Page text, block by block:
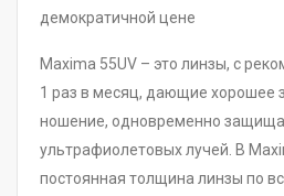
демократичной цене
Maxima 55UV – это линзы, с
1 раз в месяц, дающие хорошее
ношение, одновременно
ультрафиолетовых лучей. В
постоянная толщина линзы по